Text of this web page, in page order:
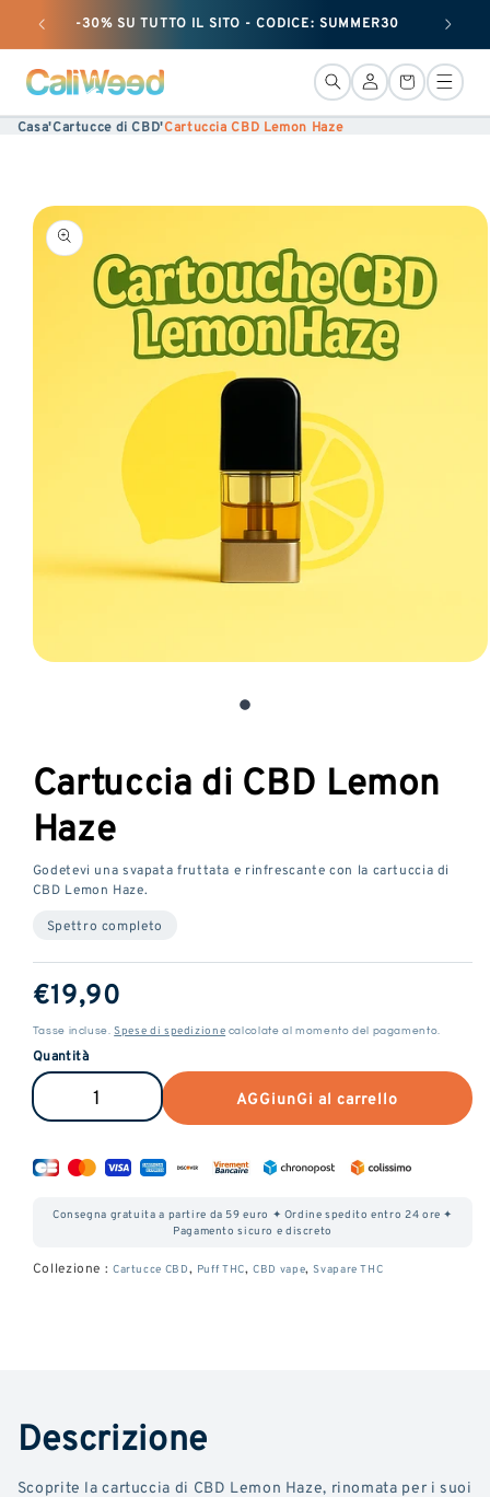
Ignorare
e
passare
al
contenuto
-30% SU TUTTO IL SITO - CODICE: SUMMER30 + 25
Connessione
Cestino
Casa'Cartucce di CBD'Cartuccia CBD Lemon Haze
Vai alle
informazioni
prodotto
una
finestra
modale
Cartuccia di CBD Lemon
Haze
Godetevi una svapata fruttata e rinfrescante con la cartuccia di
CBD Lemon Haze.
Spettro completo
Prezzo
normale
€19,90
Tasse incluse.Spese di spedizione calcolate al momento del pagamento.
Quantità
Ridurre
quantità
di
Lemon
Aumentare
quantità
di
cartuccia
Lemon
AGGiunGi al carrello
Consegna gratuita a partire da 59 euro ✦ Ordine spedito entro 24 ore ✦
Pagamento sicuro e discreto
Collezione : Cartucce CBD, Puff THC,CBD vape,Svapare THC
Descrizione
Scoprite la cartuccia di CBD Lemon Haze, rinomata per i suoi